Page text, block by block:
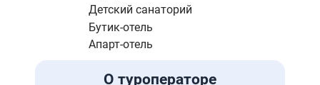
Детский санаторий
Бутик-отель
Апарт-отель
О туроператоре